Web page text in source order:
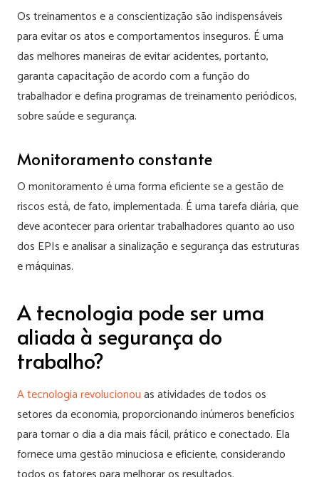
Os treinamentos e a conscientização são indispensáveis
para evitar os atos e comportamentos inseguros. É uma
das melhores maneiras de evitar acidentes, portanto,
garanta capacitação de acordo com a função do
trabalhador e defina programas de treinamento periódicos,
sobre saúde e segurança.
Monitoramento constante
O monitoramento é uma forma eficiente se a gestão de
riscos está, de fato, implementada. É uma tarefa diária, que
deve acontecer para orientar trabalhadores quanto ao uso
dos EPIs e analisar a sinalização e segurança das estruturas
e máquinas.
A tecnologia pode ser uma
aliada à segurança do
trabalho?
A tecnologia revolucionouas atividades de todos os
setores da economia, proporcionando inúmeros benefícios
para tornar o dia a dia mais fácil, prático e conectado. Ela
fornece uma gestão minuciosa e eficiente, considerando